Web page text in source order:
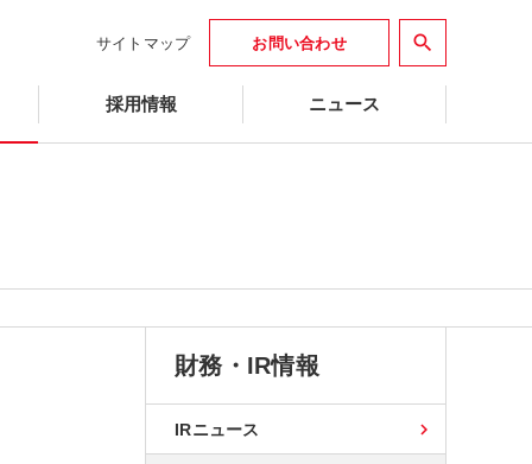
サイトマップ お問い合わせ search
採用情報 ニュース
財務・IR情報
IRニュース